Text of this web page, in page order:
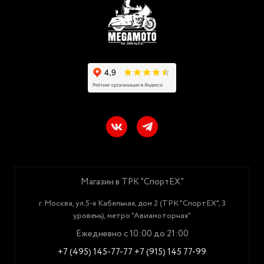
Магазин в ТРК "СпортЕХ"
г. Москва, ул.5-я Кабельная, дом 2 (ТРК "СпортЕХ", 3
уровень), метро "Авиамоторная"
Ежедневно с 10:00 до 21:00
+7 (495) 145-77-77 +7 (915) 145 77-99